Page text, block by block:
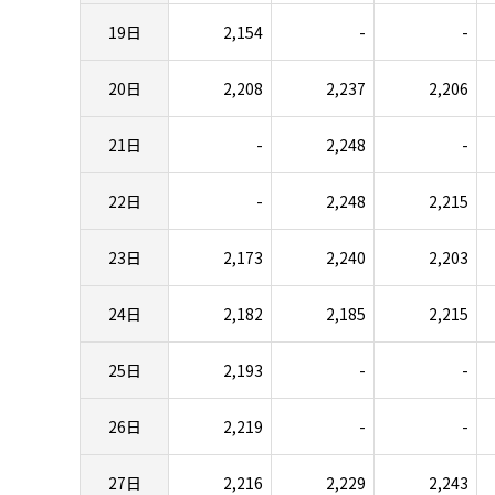
19日 2,154 - -
20日 2,208 2,237 2,206
21日 - 2,248 -
22日 - 2,248 2,215
23日 2,173 2,240 2,203
24日 2,182 2,185 2,215
25日 2,193 - -
26日 2,219 - -
27日 2,216 2,229 2,243